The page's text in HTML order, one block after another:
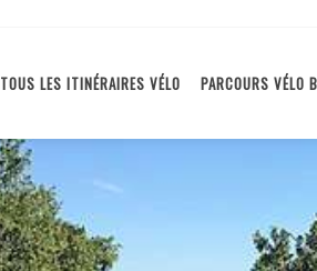
TOUS LES ITINÉRAIRES VÉLO PARCOURS VÉLO